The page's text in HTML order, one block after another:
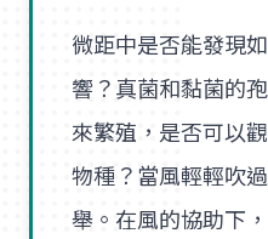
微距中是否能發現
響？真菌和黏菌的
來繁殖，是否可以
物種？當風輕輕吹
舉。在風的協助下